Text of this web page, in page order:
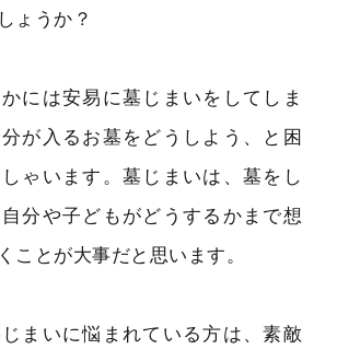
ょうか？
には安易に墓じまいをしてしま
が入るお墓をどうしよう、と困
ゃいます。墓じまいは、墓をし
分や子どもがどうするかまで想
ことが大事だと思います。
まいに悩まれている方は、素敵